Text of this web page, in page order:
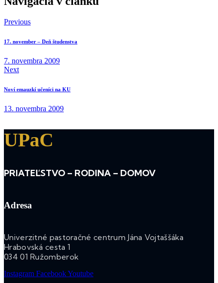
Previous
17. november – Deň študenstva
7. novembra 2009
Next
Noví emauzkí učeníci na KU
13. novembra 2009
UPaC
PRIATEĽSTVO – RODINA – DOMOV
Adresa
Univerzitné pastoračné centrum Jána Vojtaššáka
Hrabovská cesta 1
034 01 Ružomberok
Instagram FacebookYoutube